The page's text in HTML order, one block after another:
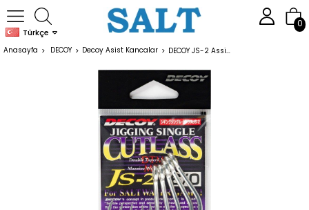
Türkçe
0
Anasayfa DECOY Decoy Asist Kancalar DECOY JS-2 Assist İğne